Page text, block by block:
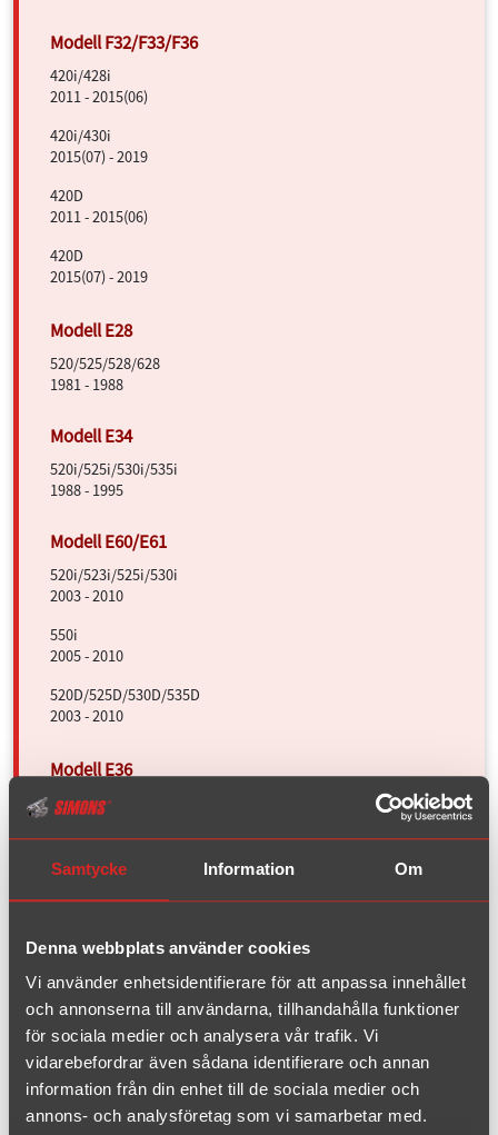
Samtycke Information Om
Denna webbplats använder cookies
Vi använder enhetsidentifierare för att anpassa innehållet
och annonserna till användarna, tillhandahålla funktioner
för sociala medier och analysera vår trafik. Vi
vidarebefordrar även sådana identifierare och annan
information från din enhet till de sociala medier och
annons- och analysföretag som vi samarbetar med.
420i/428i
2011 - 2015(06)
420i/430i
2015(07) - 2019
420D
2011 - 2015(06)
420D
2015(07) - 2019
520/525/528/628
1981 - 1988
520i/525i/530i/535i
1988 - 1995
520i/523i/525i/530i
2003 - 2010
550i
2005 - 2010
520D/525D/530D/535D
2003 - 2010
Z3 1.8 8V
Z3 1.9 16V
1995 - 2002
Mazda
Mini